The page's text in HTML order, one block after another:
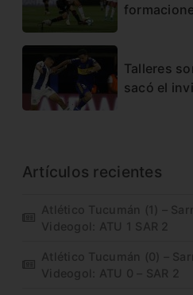
Talleres
sacó el
Artículos recientes
Atlético Tucumán (1) –
Videogol: ATU 1 SAR 2
Atlético Tucumán (0) –
Videogol: ATU 0 – SAR 2